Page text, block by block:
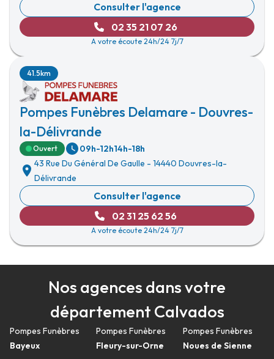
Consulter l'agence
02 35 21 07 26
A votre écoute 24h/24 7j/7
Pompes Funèbres Delamare - Douvres-
la-Délivrande
41.5km
Ouvert 09h-12h14h-18h
43 Rue Du Général De Gaulle - 14440 Douvres-la-
Délivrande
Consulter l'agence
02 31 25 62 56
A votre écoute 24h/24 7j/7
Nos agences dans votre
département Calvados
Pompes Funèbres
Bayeux
Pompes Funèbres
Fleury-sur-Orne
Pompes Funèbres
Noues de Sienne